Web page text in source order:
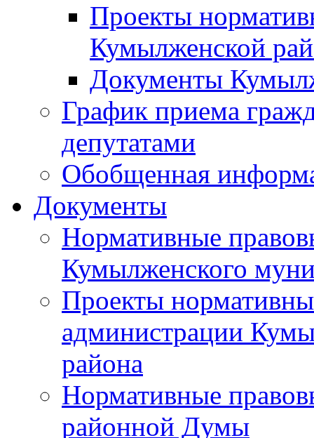
Проекты
Кумылженской
Документы
График приема
депутатами
Обобщенная
Документы
Нормативные
Кумылженского
Проекты
администрации
района
Нормативные
районной Думы